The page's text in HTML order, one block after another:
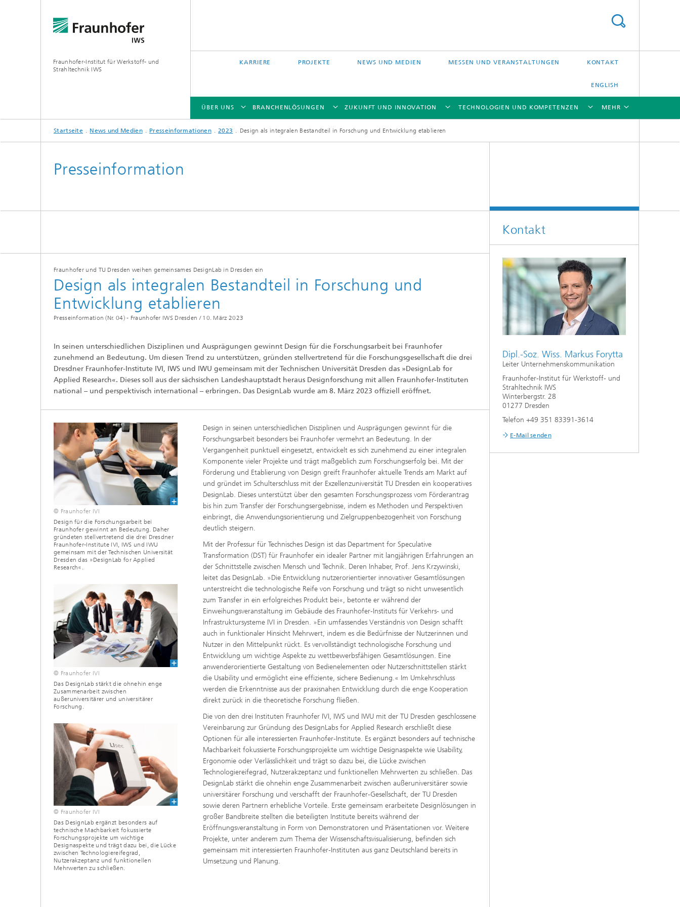
Fraunhofer-Institut für Werkstoff- und
Strahltechnik IWS
KARRIERE PROJEKTE NEWS UND MEDIEN MESSEN UND VERANSTALTUNGEN KONTAKT
ENGLISH
ÜBER UNS
ÜBER UNS
BRANCHENLÖSUNGEN
BRANCHENLÖSUNGEN
ZUKUNFT UND INNOVATION
ZUKUNFT UND INNOVATION
TECHNOLOGIEN UND KOMPETENZEN
TECHNOLOGIEN UND KOMPETENZEN
Reaktive Multischichten
PVD-Schichten
Tribologische Systeme
Pulverbettverfahren und Drucken
Mikro- und Biosystemtechnik
®
Laserschweißen
Kleben und Faserverbundtechnik
High-Speed-Laserbearbeitung
Laserschneiden
MEHR
Startseite News und Medien Presseinformationen 2023 Design als integralen Bestandteil in Forschung und Entwicklung etablieren
Presseinformation
Fraunhofer und TU Dresden weihen gemeinsames DesignLab in Dresden ein
Design als integralen Bestandteil in Forschung und
Entwicklung etablieren
Presseinformation (Nr. 04) - Fraunhofer IWS Dresden / 10. März 2023
In seinen unterschiedlichen Disziplinen und Ausprägungen gewinnt Design für die Forschungsarbeit bei Fraunhofer
zunehmend an Bedeutung. Um diesen Trend zu unterstützen, gründen stellvertretend für die Forschungsgesellschaft die drei
Dresdner Fraunhofer-Institute IVI, IWS und IWU gemeinsam mit der Technischen Universität Dresden das »DesignLab for
Applied Research«. Dieses soll aus der sächsischen Landeshauptstadt heraus Designforschung mit allen Fraunhofer-Instituten
national – und perspektivisch international – erbringen. Das DesignLab wurde am 8. März 2023 offiziell eröffnet.
© Fraunhofer IVI
Design für die Forschungsarbeit bei
Fraunhofer gewinnt an Bedeutung. Daher
gründeten stellvertretend die drei Dresdner
Fraunhofer-Institute IVI, IWS und IWU
gemeinsam mit der Technischen Universität
Dresden das »DesignLab for Applied
Research«.
© Fraunhofer IVI
Das DesignLab stärkt die ohnehin enge
Zusammenarbeit zwischen
außeruniversitärer und universitärer
Forschung.
© Fraunhofer IVI
Das DesignLab ergänzt besonders auf
technische Machbarkeit fokussierte
Forschungsprojekte um wichtige
Designaspekte und trägt dazu bei, die Lücke
zwischen Technologiereifegrad,
Nutzerakzeptanz und funktionellen
Mehrwerten zu schließen.
Design in seinen unterschiedlichen Disziplinen und Ausprägungen gewinnt für die
Forschungsarbeit besonders bei Fraunhofer vermehrt an Bedeutung. In der
Vergangenheit punktuell eingesetzt, entwickelt es sich zunehmend zu einer integralen
Komponente vieler Projekte und trägt maßgeblich zum Forschungserfolg bei. Mit der
Förderung und Etablierung von Design greift Fraunhofer aktuelle Trends am Markt auf
und gründet im Schulterschluss mit der Exzellenzuniversität TU Dresden ein kooperatives
DesignLab. Dieses unterstützt über den gesamten Forschungsprozess vom Förderantrag
bis hin zum Transfer der Forschungsergebnisse, indem es Methoden und Perspektiven
einbringt, die Anwendungsorientierung und Zielgruppenbezogenheit von Forschung
deutlich steigern.
Mit der Professur für Technisches Design ist das Department for Speculative
Transformation (DST) für Fraunhofer ein idealer Partner mit langjährigen Erfahrungen an
der Schnittstelle zwischen Mensch und Technik. Deren Inhaber, Prof. Jens Krzywinski,
leitet das DesignLab. »Die Entwicklung nutzer­orientierter innovativer Gesamtlösungen
unterstreicht die technologische Reife von Forschung und trägt so nicht unwesentlich
zum Transfer in ein erfolgreiches Produkt bei«, betonte er während der
Einweihungsveranstaltung im Gebäude des Fraunhofer-Instituts für Verkehrs- und
Infrastruktursysteme IVI in Dresden. »Ein umfassendes Verständnis von Design schafft
auch in funktionaler Hinsicht Mehrwert, indem es die Bedürfnisse der Nutzerinnen und
Nutzer in den Mittelpunkt rückt. Es vervollständigt technologische Forschung und
Entwicklung um wichtige Aspekte zu wettbewerbsfähigen Gesamtlösungen. Eine
anwenderorientierte Gestaltung von Bedienelementen oder Nutzerschnittstellen stärkt
die Usability und ermöglicht eine effiziente, sichere Bedienung.« Im Umkehrschluss
werden die Erkenntnisse aus der praxisnahen Entwicklung durch die enge Kooperation
direkt zurück in die theoretische Forschung fließen.
Die von den drei Instituten Fraunhofer IVI, IWS und IWU mit der TU Dresden geschlossene
Vereinbarung zur Gründung des DesignLabs for Applied Research erschließt diese
Optionen für alle interessierten Fraunhofer-Institute. Es ergänzt besonders auf technische
Machbarkeit fokussierte Forschungsprojekte um wichtige Designaspekte wie Usability,
Ergonomie oder Verlässlichkeit und trägt so dazu bei, die Lücke zwischen
Technologiereifegrad, Nutzerakzeptanz und funktionellen Mehrwerten zu schließen. Das
DesignLab stärkt die ohnehin enge Zusammenarbeit zwischen außeruniversitärer sowie
universitärer Forschung und verschafft der Fraunhofer-Gesellschaft, der TU Dresden
sowie deren Partnern erhebliche Vorteile. Erste gemeinsam erarbeitete Designlösungen in
großer Bandbreite stellten die beteiligten Institute bereits während der
Eröffnungsveranstaltung in Form von Demonstratoren und Präsentationen vor. Weitere
Projekte, unter anderem zum Thema der Wissenschaftsvisualisierung, befinden sich
gemeinsam mit interessierten Fraunhofer-Instituten aus ganz Deutschland bereits in
Umsetzung und Planung.
Kontakt
Dipl.-Soz. Wiss. Markus Forytta
Leiter Unternehmenskommunikation
Fraunhofer-Institut für Werkstoff- und
Strahltechnik IWS
Winterbergstr. 28
01277 Dresden
Telefon +49 351 83391-3614
E-Mail senden